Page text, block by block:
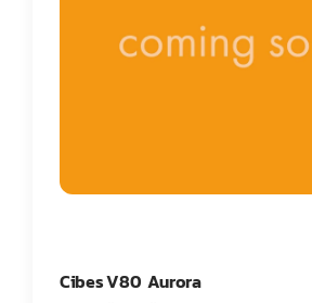
Cibes V80 Aurora